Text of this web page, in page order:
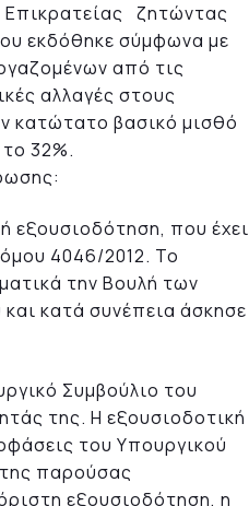
ζητώντας
εκδόθηκε σύμφωνα με
από τις
αλλαγές στους
κατώτατο βασικό μισθό
32%.
εξουσιοδότηση, που έχει
4046/2012. Το
την Βουλή των
κατά συνέπεια άσκησε
Συμβούλιο του
της. Η εξουσιοδοτική
του Υπουργικού
παρούσας
εξουσιοδότηση, η